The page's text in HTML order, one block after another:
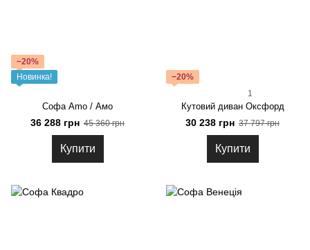
−20%
Новинка!
Софа Amo / Амо
36 288 грн 45 360 грн
Купити
−20%
1
Кутовий диван Оксфорд
30 238 грн 37 797 грн
Купити